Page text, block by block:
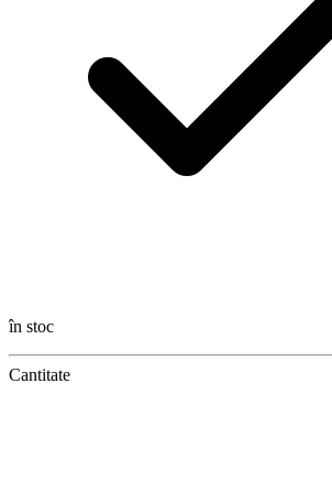
în stoc
Cantitate